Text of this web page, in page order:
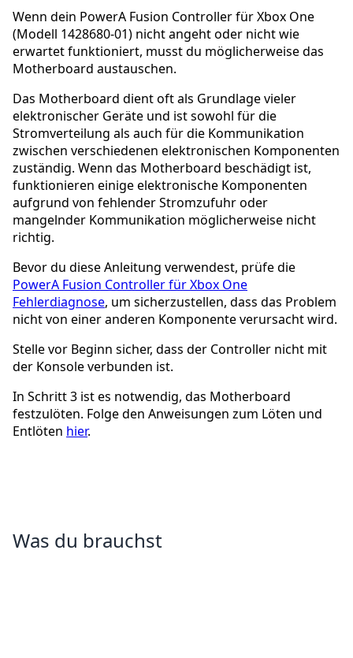
Wenn dein PowerA Fusion Controller für Xbox One
(Modell 1428680-01) nicht angeht oder nicht wie
erwartet funktioniert, musst du möglicherweise das
Motherboard austauschen.
Das Motherboard dient oft als Grundlage vieler
elektronischer Geräte und ist sowohl für die
Stromverteilung als auch für die Kommunikation
zwischen verschiedenen elektronischen Komponenten
zuständig. Wenn das Motherboard beschädigt ist,
funktionieren einige elektronische Komponenten
aufgrund von fehlender Stromzufuhr oder
mangelnder Kommunikation möglicherweise nicht
richtig.
Bevor du diese Anleitung verwendest, prüfe die
PowerA Fusion Controller für Xbox One
Fehlerdiagnose, um sicherzustellen, dass das Problem
nicht von einer anderen Komponente verursacht wird.
Stelle vor Beginn sicher, dass der Controller nicht mit
der Konsole verbunden ist.
In Schritt 3 ist es notwendig, das Motherboard
festzulöten. Folge den Anweisungen zum Löten und
Entlöten hier.
Was du brauchst